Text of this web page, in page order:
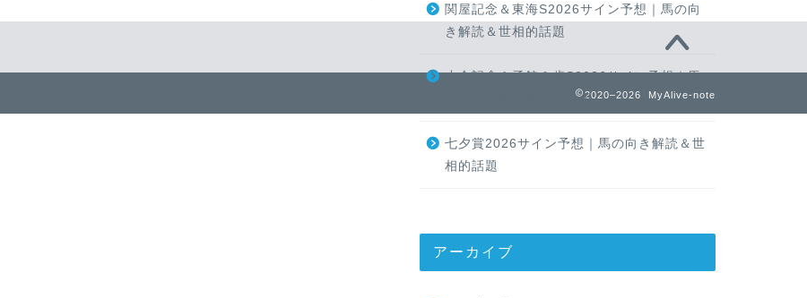
関屋記念＆東海S2026サイン予想｜馬の向
き解読＆世相的話題
小倉記念＆函館２歳S2026サイン予想｜馬
の向き解読＆世相的話題
七夕賞2026サイン予想｜馬の向き解読＆世
相的話題
アーカイブ
2020–2026 MyAlive-note